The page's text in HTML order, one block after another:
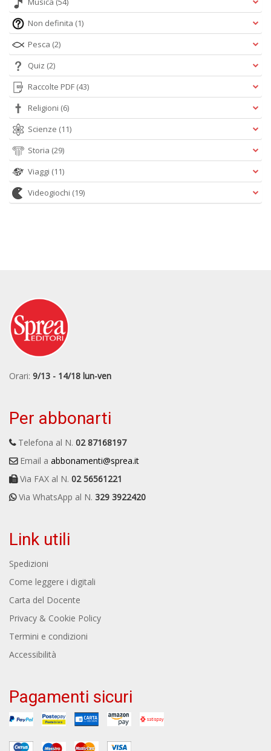
Non definita (1)
Pesca (2)
Quiz (2)
Raccolte PDF (43)
Religioni (6)
Scienze (11)
Storia (29)
Viaggi (11)
Videogiochi (19)
Orari: 9/13 - 14/18 lun-ven
Per abbonarti
Telefona al N. 02 87168197
Email a abbonamenti@sprea.it
Via FAX al N. 02 56561221
Via WhatsApp al N. 329 3922420
Link utili
Spedizioni
Come leggere i digitali
Carta del Docente
Privacy & Cookie Policy
Termini e condizioni
Accessibilità
Pagamenti sicuri